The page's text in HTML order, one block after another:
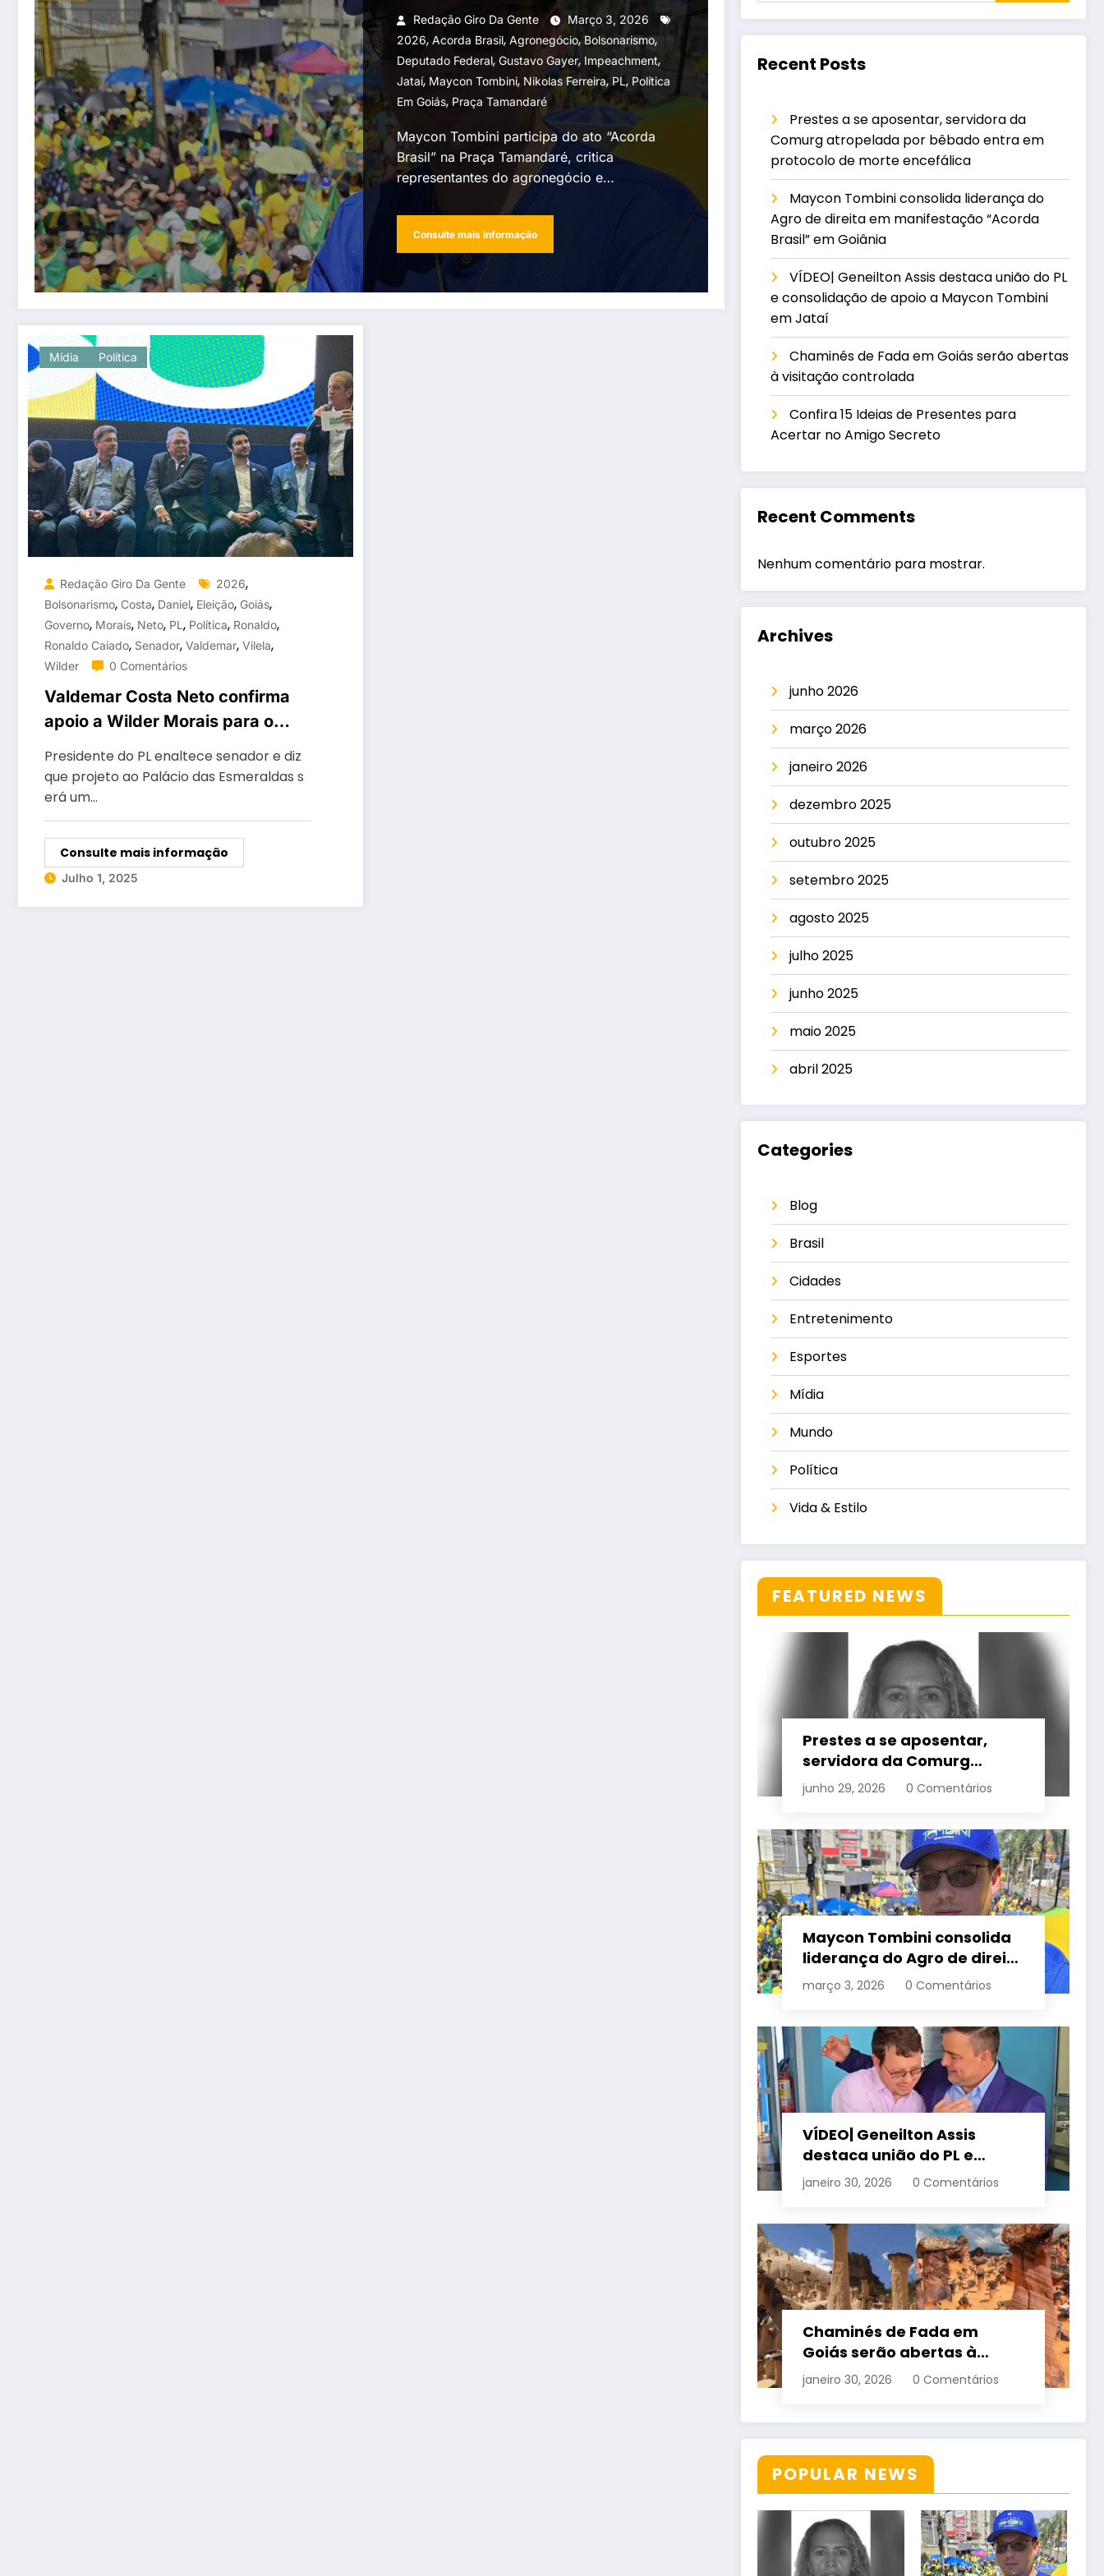
Brasil” em Goiânia
Redação Giro Da Gente
Março 3, 2026
2026, Acorda Brasil, Agronegócio, Bolsonarismo,
Deputado Federal, Gustavo Gayer, Impeachment,
Jataí, Maycon Tombini, Nikolas Ferreira, PL, Política
Em Goiás, Praça Tamandaré
Maycon Tombini participa do ato “Acorda
Brasil” na Praça Tamandaré, critica
representantes do agronegócio e…
Consulte mais informação
Mídia Política
Redação Giro Da Gente 2026,
Bolsonarismo, Costa, Daniel, Eleição, Goiás,
Governo, Morais, Neto, PL , Política, Ronaldo,
Ronaldo Caiado, Senador, Valdemar, Vilela,
Wilder 0 Comentários
Valdemar Costa Neto confirma
apoio a Wilder Morais para o
Governo de Goiás em 2026
Presidente do PL enaltece senador e diz
que projeto ao Palácio das Esmeraldas s
erá um…
Consulte mais informação
Julho 1, 2025
Recent Posts
Prestes a se aposentar, servidora da
Comurg atropelada por bêbado entra em
protocolo de morte encefálica
Maycon Tombini consolida liderança do
Agro de direita em manifestação “Acorda
Brasil” em Goiânia
VÍDEO| Geneilton Assis destaca união do PL
e consolidação de apoio a Maycon Tombini
em Jataí
Chaminés de Fada em Goiás serão abertas
à visitação controlada
Confira 15 Ideias de Presentes para
Acertar no Amigo Secreto
Recent Comments
Nenhum comentário para mostrar.
Archives
junho 2026
março 2026
janeiro 2026
dezembro 2025
outubro 2025
setembro 2025
agosto 2025
julho 2025
junho 2025
maio 2025
abril 2025
Categories
Blog
Brasil
Cidades
Entretenimento
Esportes
Mídia
Mundo
Política
Vida & Estilo
FEATURED NEWS
Prestes a se aposentar,
servidora da Comurg
atropelada por bêbado
entra em protocolo de
junho 29, 2026 0 Comentários
Maycon Tombini consolida
liderança do Agro de direita
em manifestação “Acorda
Brasil” em Goiânia
março 3, 2026 0 Comentários
VÍDEO| Geneilton Assis
destaca união do PL e
consolidação de apoio a
Maycon Tombini em Jataí
janeiro 30, 2026 0 Comentários
Chaminés de Fada em
Goiás serão abertas à
visitação controlada
janeiro 30, 2026 0 Comentários
POPULAR NEWS